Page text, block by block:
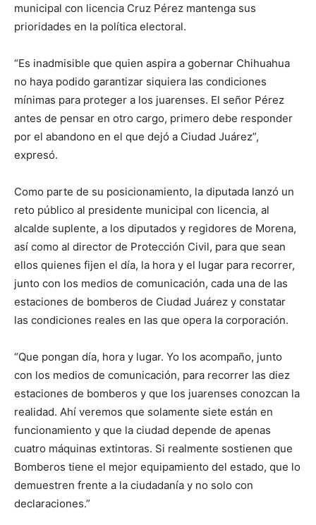
municipal con licencia Cruz Pérez mantenga sus
prioridades en la política electoral.
“Es inadmisible que quien aspira a gobernar Chihuahua
no haya podido garantizar siquiera las condiciones
mínimas para proteger a los juarenses. El señor Pérez
antes de pensar en otro cargo, primero debe responder
por el abandono en el que dejó a Ciudad Juárez”,
expresó.
Como parte de su posicionamiento, la diputada lanzó un
reto público al presidente municipal con licencia, al
alcalde suplente, a los diputados y regidores de Morena,
así como al director de Protección Civil, para que sean
ellos quienes fijen el día, la hora y el lugar para recorrer,
junto con los medios de comunicación, cada una de las
estaciones de bomberos de Ciudad Juárez y constatar
las condiciones reales en las que opera la corporación.
“Que pongan día, hora y lugar. Yo los acompaño, junto
con los medios de comunicación, para recorrer las diez
estaciones de bomberos y que los juarenses conozcan la
realidad. Ahí veremos que solamente siete están en
funcionamiento y que la ciudad depende de apenas
cuatro máquinas extintoras. Si realmente sostienen que
Bomberos tiene el mejor equipamiento del estado, que lo
demuestren frente a la ciudadanía y no solo con
declaraciones.”